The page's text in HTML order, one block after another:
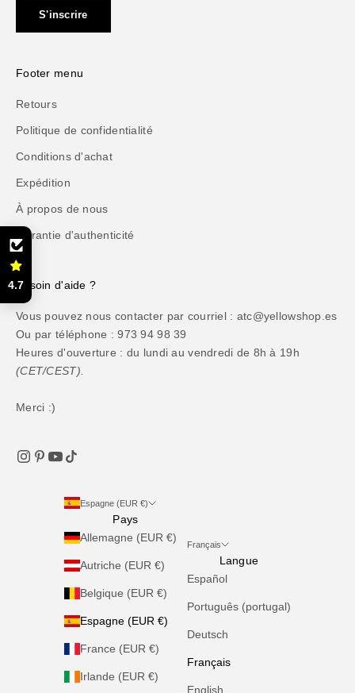
S'inscrire
Footer menu
Retours
Politique de confidentialité
Conditions d'achat
Expédition
À propos de nous
Garantie d'authenticité
Besoin d'aide ?
Vous pouvez nous contacter par courriel : atc@yellowshop.es
Ou par téléphone : 973 94 98 39
Heures d'ouverture : du lundi au vendredi de 8h à 19h
(CET/CEST).
Merci :)
Espagne (EUR €)
Pays
Allemagne (EUR €)
Autriche (EUR €)
Belgique (EUR €)
Espagne (EUR €)
France (EUR €)
Irlande (EUR €)
Français
Langue
Español
Português (portugal)
Deutsch
Français
English
4.7